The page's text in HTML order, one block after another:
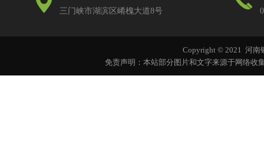
三门峡市湖滨区崤槐大道8号
Copyright © 2021 河
免责声明：本站部分图片和文字来源于网络收